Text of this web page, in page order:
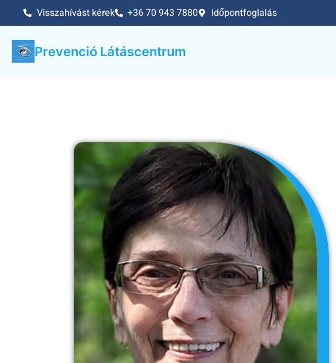
Visszahívást kérek +36 70 943 7880 Időpontfoglalás
Prevenció Látáscentrum